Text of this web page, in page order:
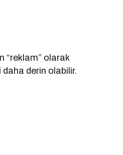
“reklam” olarak
daha derin olabilir.